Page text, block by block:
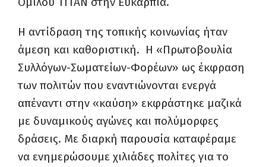
Η αντίδραση της τοπικής κοινωνίας ήταν
άμεση και καθοριστική. Η «Πρωτοβουλία
Συλλόγων-Σωματείων-Φορέων» ως έκφραση
των πολιτών που εναντιώνονται ενεργά
απέναντι στην «καύση» εκφράστηκε μαζικά
με δυναμικούς αγώνες και πολύμορφες
δράσεις. Με διαρκή παρουσία καταφέραμε
να ενημερώσουμε χιλιάδες πολίτες για το